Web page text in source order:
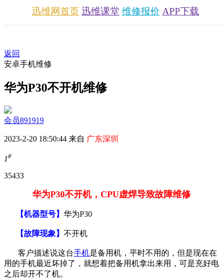
迅维网首页 迅维课堂 维修报价 APP下载
返回
安卓手机维修
华为P30不开机维修
会员891919
2023-2-20 18:50:44 来自 广东深圳
1#
35433
华为P30不开机，CPU虚焊导致故障维修
【机器型号】 华为P30
【故障现象】 不开机
客户描述说这台手机是备用机，平时不用的，但是现在在
用的手机最近坏掉了，就想着把备用机拿出来用，可是充好电
之后却开不了机。